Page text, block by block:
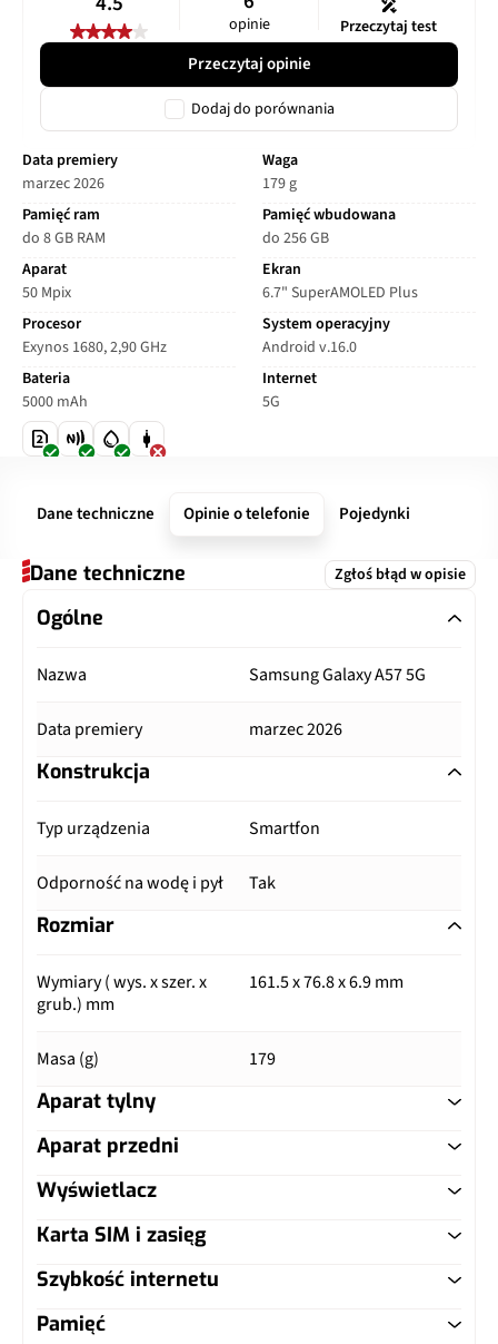
opinie Przeczytaj test
Przeczytaj opinie
Dodaj do porównania
Data premiery
marzec 2026
Pamięć ram
do 8 GB RAM
Aparat
50 Mpix
Procesor
Exynos 1680, 2,90 GHz
Bateria
5000 mAh
Waga
179 g
Pamięć wbudowana
do 256 GB
Ekran
6.7" SuperAMOLED Plus
System operacyjny
Android v.16.0
Internet
5G
Dane techniczne Opinie o telefonie Pojedynki
Dane techniczne Zgłoś błąd w opisie
Ogólne
Nazwa Samsung Galaxy A57 5G
Data premiery marzec 2026
Konstrukcja
Typ urządzenia Smartfon
Odporność na wodę i pył Tak
Rozmiar
Wymiary ( wys. x szer. x
grub.) mm
161.5 x 76.8 x 6.9 mm
Masa (g) 179
Aparat tylny
Główny aparat
Autofocus
Matryca
Aparat przedni
Główny aparat
Lampa błyskowa
Wyświetlacz
Typ ekranu
Karta SIM i zasięg
Typ karty SIM
Szybkość internetu
LTE
Pamięć